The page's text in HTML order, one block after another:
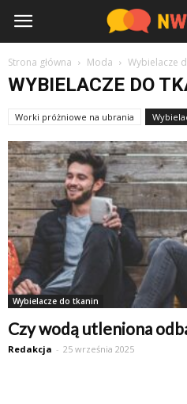
NW.com.pl
Strona główna Moda Wybielacze
WYBIELACZE DO
Worki próżniowe na ubrania
Wybielacze do tkanin
Czy wodą utleniona
Redakcja - 25 września 2025